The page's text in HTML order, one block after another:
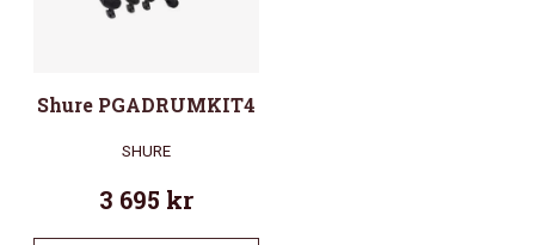
Shure PGADRUMKIT4
SHURE
3 695 kr